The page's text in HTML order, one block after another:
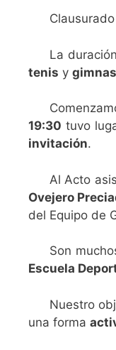
La
tenis y
19:30 tuvo
invitación.
Al Acto
Ovejero
del Equipo de
Son
Escuela
Nuestro
una forma